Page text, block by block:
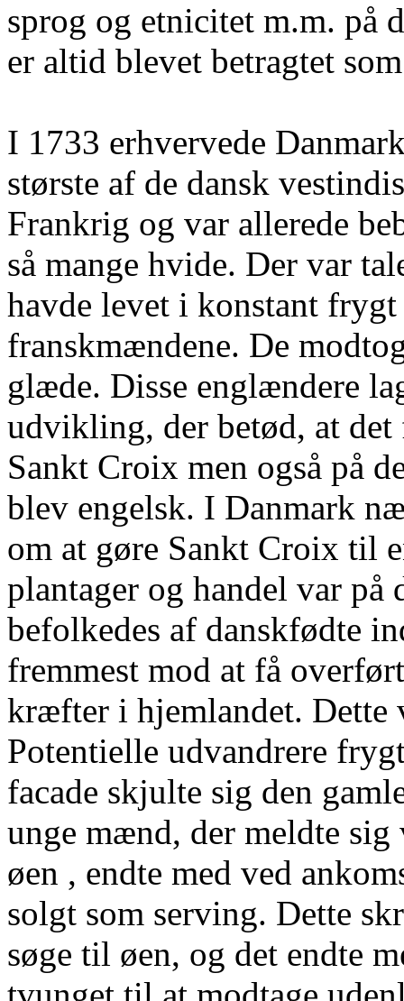
sprog og etnicitet m.m. på
er altid blevet betragtet
I 1733 erhvervede
største af de dansk
Frankrig og var allerede
så mange hvide. Der var
havde levet i konstant
franskmændene. De
glæde. Disse englændere
udvikling, der betød, at det
Sankt Croix men også på
blev engelsk. I Danmark
om at gøre Sankt Croix til
plantager og handel var på
befolkedes af danskfødte
fremmest mod at få
kræfter i hjemlandet. Dette
Potentielle udvandrere
facade skjulte sig den
unge mænd, der meldte
øen , endte med ved
solgt som serving. Dette
søge til øen, og det endte